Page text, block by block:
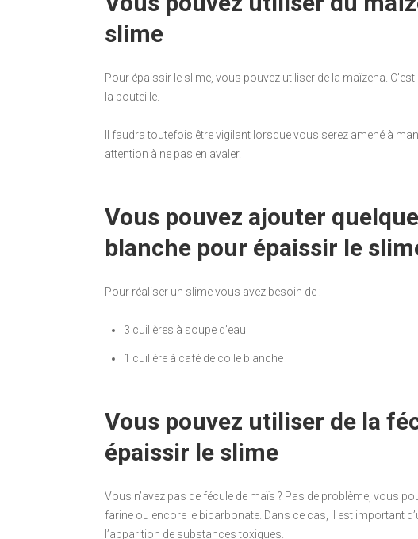
slime
Pour épaissir le slime, vous pouvez utiliser de la maïzena.
la bouteille.
Il faudra toutefois être vigilant lorsque vous serez amené à
attention à ne pas en avaler.
Vous pouvez ajouter
blanche pour épaissir le
Pour réaliser un slime vous avez besoin de :
3 cuillères à soupe d’eau
1 cuillère à café de colle blanche
Vous pouvez utiliser de la
épaissir le slime
Vous n’avez pas de fécule de maïs ? Pas de problème, vous
farine ou encore le bicarbonate. Dans ce cas, il est important
l’apparition de substances toxiques.